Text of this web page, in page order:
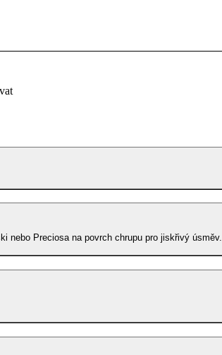
nebo Preciosa na povrch chrupu pro jiskřivý úsměv.